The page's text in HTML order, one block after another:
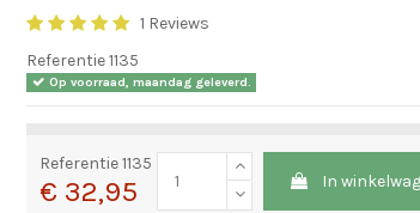
1 Reviews
Referentie1135
Op voorraad, maandag geleverd.
Referentie1135
€ 32,95 In